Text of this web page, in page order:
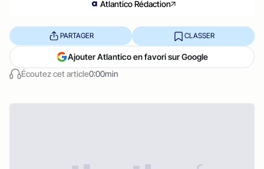
Atlantico Rédaction
Écoutez cet article0:00min
PARTAGER CLASSER
Ajouter Atlantico en favori sur Google